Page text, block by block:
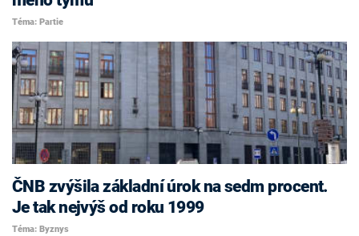
Téma: Partie
ČNB zvýšila základní úrok na sedm procent.
Je tak nejvýš od roku 1999
Téma: Byznys